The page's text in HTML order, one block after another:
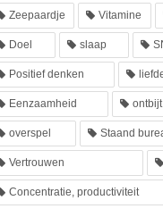
Zeepaardje Vitamine
Doel slaap
Positief denken
Eenzaamheid ontbijt
overspel Staand
Vertrouwen
Concentratie, productiviteit